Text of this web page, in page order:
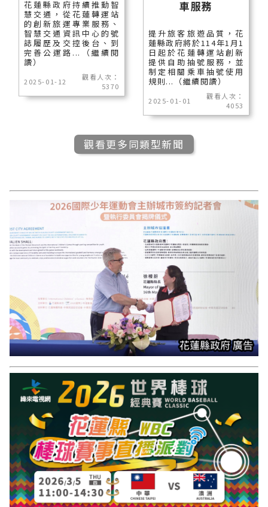
花蓮縣政府持續推動智
慧交通，從花蓮轉運站
的創新旅運專業服務、
智慧交通資訊中心的號
誌履歷及交控後台、到
完善公運路...（繼續閱
讀）
2025-01-12
觀看人次：
5370
車服務
提升旅客旅遊品質，花
蓮縣政府將於114年1月1
日起於花蓮轉運站創新
提供自助抽號服務，並
制定相關乘車抽號使用
規則...（繼續閱讀）
2025-01-01
觀看人次：
4053
觀看更多同類型新聞